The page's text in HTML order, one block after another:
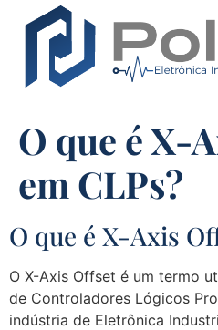
O que é X-
em CLPs?
O que é X-Axis
O X-Axis Offset é um termo
de Controladores Lógicos
indústria de Eletrônica